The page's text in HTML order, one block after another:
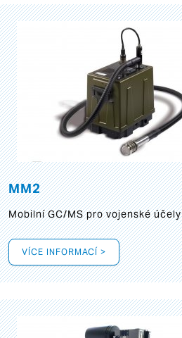
MM2
Mobilní GC/MS pro vojenské účely
VÍCE INFORMACÍ >